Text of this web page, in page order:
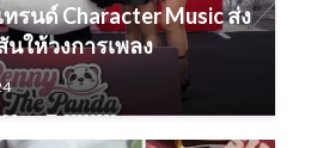
รนด์ Character Music ส่ง
นให้วงการเพลง